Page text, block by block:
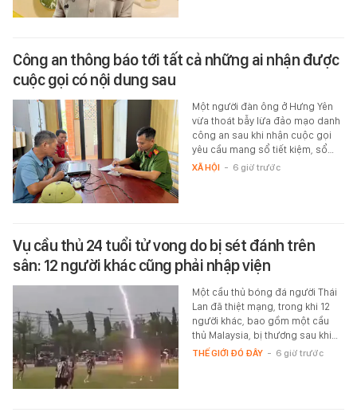
Công an thông báo tới tất cả những ai nhận được
cuộc gọi có nội dung sau
Một người đàn ông ở Hưng Yên
vừa thoát bẫy lừa đảo mạo danh
công an sau khi nhận cuộc gọi
yêu cầu mang sổ tiết kiệm, sổ…
XÃ HỘI - 6 giờ trước
Vụ cầu thủ 24 tuổi tử vong do bị sét đánh trên
sân: 12 người khác cũng phải nhập viện
Một cầu thủ bóng đá người Thái
Lan đã thiệt mạng, trong khi 12
người khác, bao gồm một cầu
thủ Malaysia, bị thương sau khi…
THẾ GIỚI ĐÓ ĐÂY - 6 giờ trước